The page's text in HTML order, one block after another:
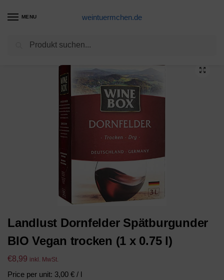
MENU weintuermchen.de
Rotwein-Produkte / Landlust Dornfelder Spätburgunder BIO Vegan trocken (1 x 0.75 l)
Landlust Dornfelder Spätburgunder
BIO Vegan trocken (1 x 0.75 l)
€8,99 inkl. MwSt.
Price per unit: 3,00 € / l